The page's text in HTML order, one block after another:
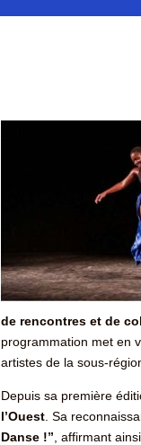
de rencontres et de
programmation met en
artistes de la sous-
Depuis sa première
l’Ouest. Sa
Danse !” , affirmant